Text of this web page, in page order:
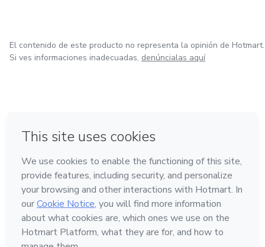
El contenido de este producto no representa la opinión de Hotmart.
Si ves informaciones inadecuadas, denúncialas aquí
Hecho con ❤
Conoce Hotmart